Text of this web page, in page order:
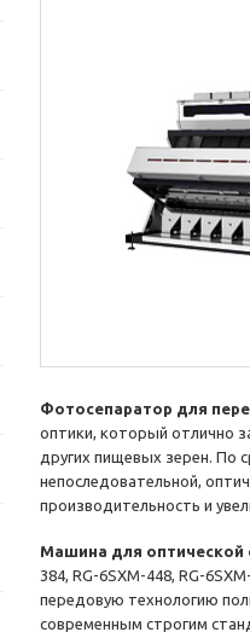
Фотосепаратор для
оптики, который отлично
других пищевых зерен. По
непоследовательной,
производительность и
Машина для оптической
384, RG-6SXM-448, RG-
передовую технологию
современным строгим